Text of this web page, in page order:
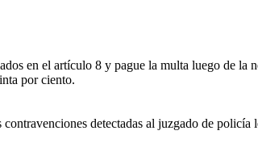
en el artículo 8 y pague la multa luego de la
por ciento.
detectadas al juzgado de